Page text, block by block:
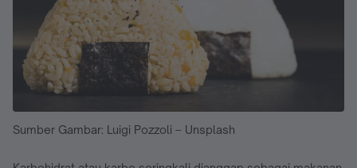
Sumber Gambar: Luigi Pozzoli – Unsplash